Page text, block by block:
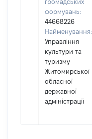
громадських
формувань:
44668226
Найменування:
Управління
культури та
туризму
Житомирської
обласної
державної
адміністрації